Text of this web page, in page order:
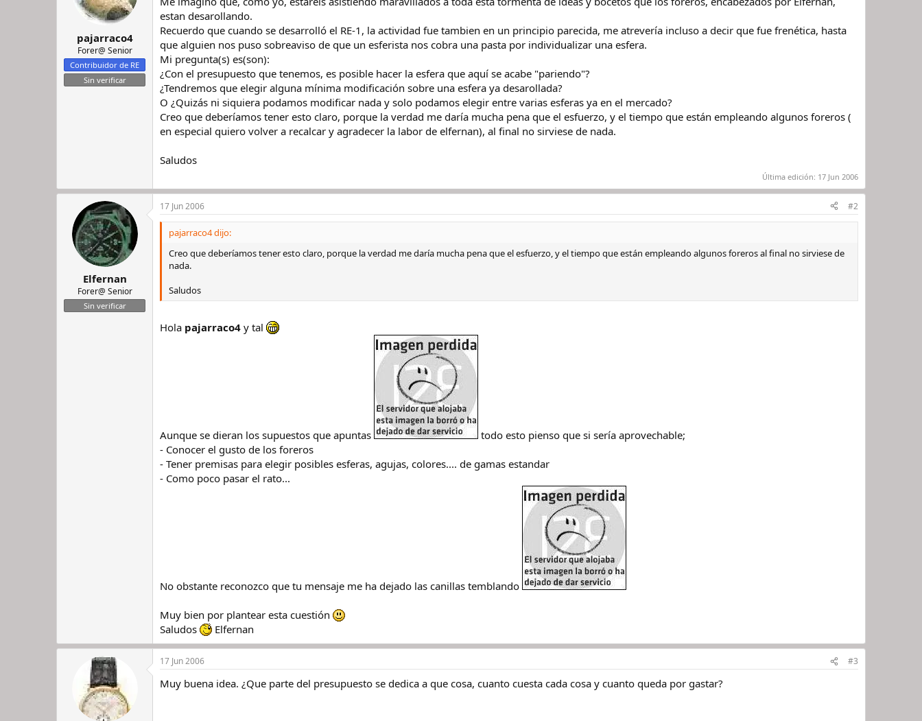
h
i
l
n
c
i
o
pajarraco4
Forer@ Senior
Contribuidor de RE
Sin verificar
estan desarollando.
Recuerdo que cuando se desarrolló el RE-1, la actividad fue tambien en un principio parecida, me atrevería incluso a decir que fue frenética, hasta
que alguien nos puso sobreaviso de que un esferista nos cobra una pasta por individualizar una esfera.
Mi pregunta(s) es(son):
¿Con el presupuesto que tenemos, es posible hacer la esfera que aquí se acabe "pariendo"?
¿Tendremos que elegir alguna mínima modificación sobre una esfera ya desarollada?
O ¿Quizás ni siquiera podamos modificar nada y solo podamos elegir entre varias esferas ya en el mercado?
Creo que deberíamos tener esto claro, porque la verdad me daría mucha pena que el esfuerzo, y el tiempo que están empleando algunos foreros (
en especial quiero volver a recalcar y agradecer la labor de elfernan), al final no sirviese de nada.
Saludos
Última edición: 17 Jun 2006
Elfernan
Forer@ Senior
Sin verificar
17 Jun 2006 #2
pajarraco4 dijo:
Creo que deberíamos tener esto claro, porque la verdad me daría mucha pena que el esfuerzo, y el tiempo que están empleando algunos foreros al final no sirviese de
nada.
Saludos
Hola pajarraco4 y tal
Aunque se dieran los supuestos que apuntas
todo esto pienso que si sería aprovechable;
- Conocer el gusto de los foreros
- Tener premisas para elegir posibles esferas, agujas, colores.... de gamas estandar
- Como poco pasar el rato...
No obstante reconozco que tu mensaje me ha dejado las canillas temblando
Muy bien por plantear esta cuestión
Saludos
Elfernan
17 Jun 2006 #3
Muy buena idea. ¿Que parte del presupuesto se dedica a que cosa, cuanto cuesta cada cosa y cuanto queda por gastar?